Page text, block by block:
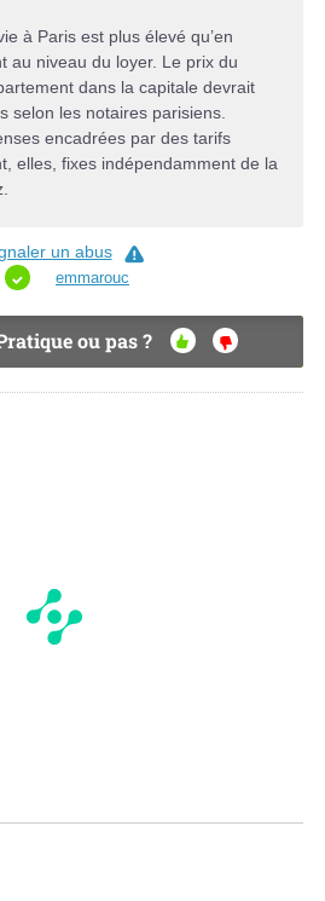
à Paris est plus élevé qu’en
au niveau du loyer. Le prix du
dans la capitale devrait
selon les notaires parisiens.
encadrées par des tarifs
elles, fixes indépendamment de la
un abus
emmarouc
ou pas ?
OU
I
NO